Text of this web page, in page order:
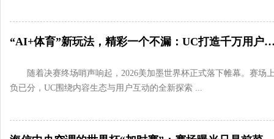
“AI+体育”新玩法，精彩一个不漏：UC打造千
随着决赛终场哨声响起，2026美加墨世界杯正式落下帷幕。赛场
负已分，UC围绕内容生态与用户互动的全新探索 ...